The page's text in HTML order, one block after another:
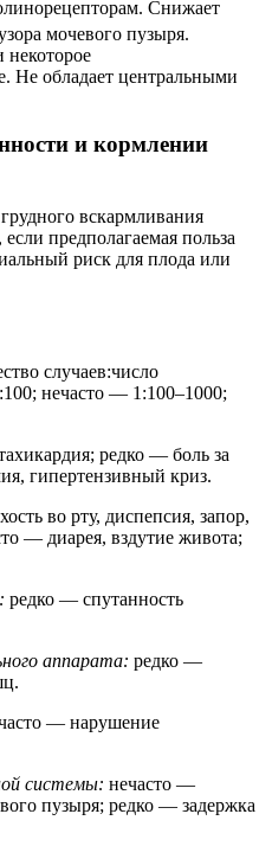
Снижает
мочевого пузыря.
некоторое
Не обладает центральными
и кормлении
вскармливания
предполагаемая польза
риск для плода или
случаев:число
нечасто — 1:100–1000;
редко — боль за
гипертензивный криз.
во рту, диспепсия, запор,
— диарея, вздутие живота;
редко — спутанность
аппарата: редко —
— нарушение
системы: нечасто —
пузыря; редко — задержка